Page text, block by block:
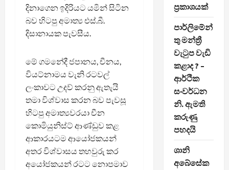
දිනාගෙන ඉදිරියට යමින් සිටින
බව හිටපු අමාත්‍ය එස්.බී.
දිසානායක පැවසීය.
මේ ගමනේදී ජපානය, චීනය,
වියට්නාමය වැනි රටවල්
ලංකාවට උදව් කරනු ඇතැයි
තමා විශ්වාස කරන බව පැවසූ
හිටපු අමාත්‍යවරයා චීන
කොමියුනිස්ට් ආණ්ඩුව කළ
ආකාරයටම ආයෝජකයන්
අතර විශ්වාසය තහවුරු කර
අයෝජකයන් රටට නොපමාව
ප්‍රකාශයක්
පාර්ලිමේන්
තු මන්ත්‍රී
වැටුප වැඩි
කළාද ? –
ආර්ථික
සංවර්ධන
නි. ඇමති
කරුණු
පහදයි
ශානි
අබේසේක